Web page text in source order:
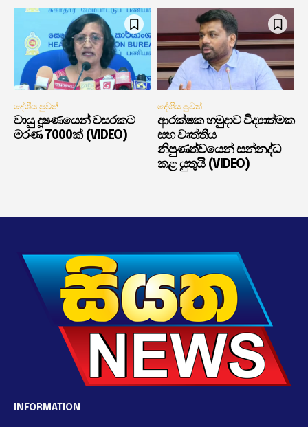
දේශීය පුවත්
වායු දූෂණයෙන් වසරකට
මරණ 7000ක් (VIDEO)
දේශීය පුවත්
ආරක්ෂක හමුදාව විද්‍යාත්මක
සහ වෘත්තීය
නිපුණත්වයෙන් සන්නද්ධ
කළ යුතුයි (VIDEO)
INFORMATION